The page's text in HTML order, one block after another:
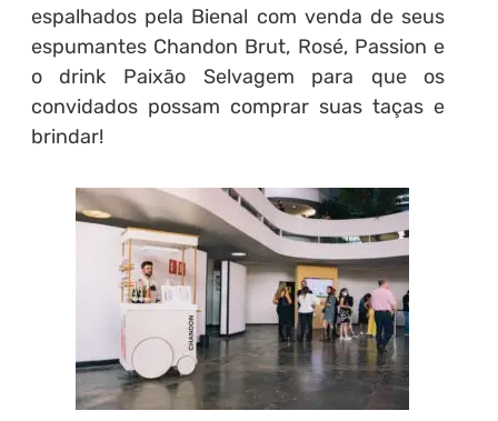
espalhados pela Bienal com venda de seus
espumantes Chandon Brut, Rosé, Passion e
o drink Paixão Selvagem para que os
convidados possam comprar suas taças e
brindar!